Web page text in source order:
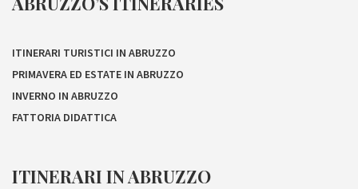
ITINERARI TURISTICI IN ABRUZZO
PRIMAVERA ED ESTATE IN ABRUZZO
INVERNO IN ABRUZZO
FATTORIA DIDATTICA
ITINERARI IN ABRUZZO